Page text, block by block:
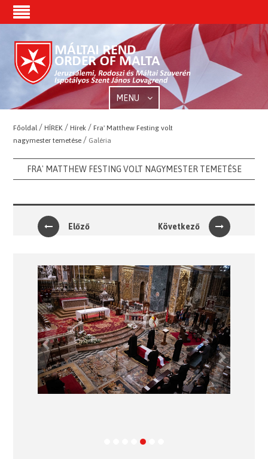
MENU
Főoldal /HÍREK /Hírek /Fra' Matthew Festing volt
nagymester temetése / Galéria
FRA' MATTHEW FESTING VOLT NAGYMESTER TEMETÉSE
Előző Következő
Previous Next